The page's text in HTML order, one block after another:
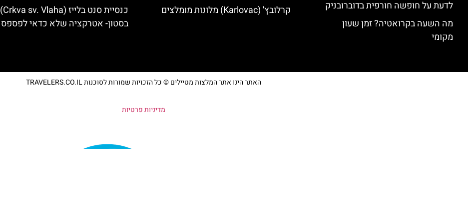
לדעת על חופשה חורפית בדוברובניק
מה השעה בקרואטיה? זמן שעון
מקומי
קרלובץ' (Karlovac) מלונות מומלצים
כנסיית סנט בלייז (Crkva sv. Vlaha)
בסטון- אטרקציה שלא כדאי לפספס
האתר הינו אתר המלצות מטיילים © כל הזכויות שמורות לסוכנות TRAVELERS.CO.IL
מדיניות פרטיות